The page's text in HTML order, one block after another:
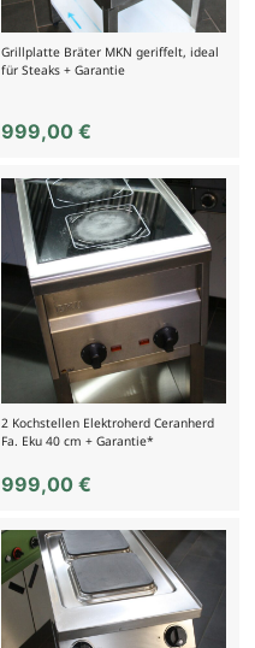
Grillplatte Bräter MKN geriffelt, ideal
für Steaks + Garantie
999,00€
2 Kochstellen Elektroherd Ceranherd
Fa. Eku 40 cm + Garantie*
999,00€